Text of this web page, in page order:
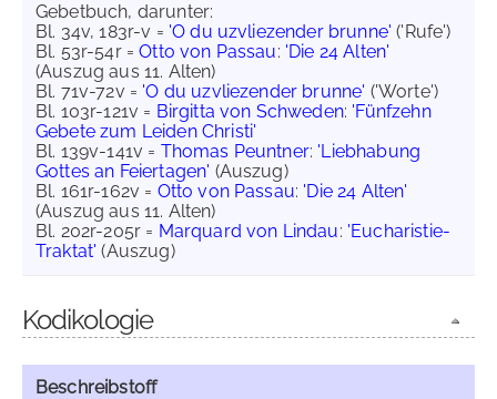
Gebetbuch, darunter:
Bl. 34v, 183r-v = 'O du uzvliezender brunne' ('Rufe')
Bl. 53r-54r =Otto von Passau: 'Die 24 Alten'
(Auszug aus 11. Alten)
Bl. 71v-72v = 'O du uzvliezender brunne' ('Worte')
Bl. 103r-121v = Birgitta von Schweden: 'Fünfzehn
Gebete zum Leiden Christi'
Bl. 139v-141v = Thomas Peuntner: 'Liebhabung
Gottes an Feiertagen' (Auszug)
Bl. 161r-162v = Otto von Passau: 'Die 24 Alten'
(Auszug aus 11. Alten)
Bl. 202r-205r = Marquard von Lindau: 'Eucharistie-
Traktat' (Auszug)
Kodikologie
Beschreibstoff